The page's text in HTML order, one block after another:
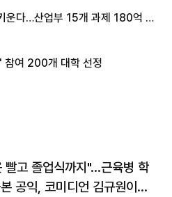
운다…산업부 15개 과제 180억 지
참여 200개 대학 선정
빨고 졸업식까지"…근육병 학
공익, 코미디언 김규원이었